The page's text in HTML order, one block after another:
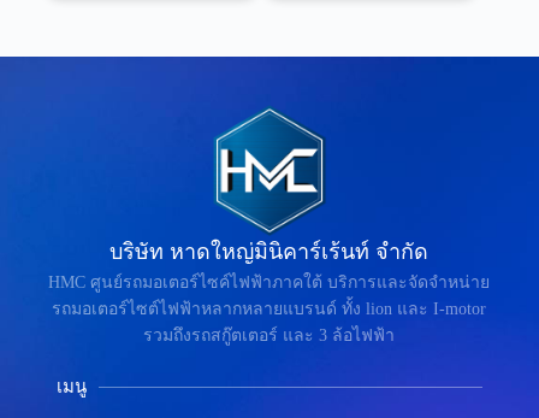
บริษัท หาดใหญ่มินิคาร์เร้นท์ จำกัด
HMC ศูนย์รถมอเตอร์ไซค์ไฟฟ้าภาคใต้ บริการและจัดจำหน่าย
รถมอเตอร์ไซต์ไฟฟ้าหลากหลายแบรนด์ ทั้ง lion และ I-motor
รวมถึงรถสกู๊ตเตอร์ และ 3 ล้อไฟฟ้า
เมนู